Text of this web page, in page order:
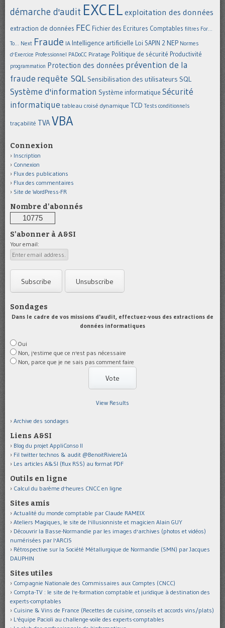
démarche d'audit EXCEL exploitation des données
extraction de données FEC Fichier des Ecritures Comptables filtres For...
To... Next Fraude IA Intelligence artificielle Loi SAPIN 2 NEP Normes
d'Exercice Professionnel PADoCC Piratage Politique de sécurité Productivité
programmation Protection des données prévention de la
fraude requête SQL Sensibilisation des utilisateurs SQL
Système d'information Système informatique Sécurité
informatique tableau croisé dynamique TCD Tests conditionnels
traçabilité TVAVBA
Connexion
Inscription
Connexion
Flux des publications
Flux des commentaires
Site de WordPress-FR
Nombre d'abonnés
10775
S'abonner à A&SI
Your email:
Sondages
Dans le cadre de vos missions d'audit, effectuez-vous des extractions de
données informatiques
Oui
Non, j'estime que ce n'est pas nécessaire
Non, parce que je ne sais pas comment faire
View Results
Archive des sondages
Liens A&SI
Blog du projet AppliConso II
Fil twitter technos & audit @BenoitRiviere14
Les articles A&SI (flux RSS) au format PDF
Outils en ligne
Calcul du barème d'heures CNCC en ligne
Sites amis
Actualité du monde comptable par Claude RAMEIX
Ateliers Magiques, le site de l'illusionniste et magicien Alain GUY
Découvrir la Basse-Normandie par les images d'archives (photos et vidéos)
numérisées par l'ARCIS
Rétrospective sur la Société Métallurgique de Normandie (SMN) par Jacques
DAUPHIN
Sites utiles
Compagnie Nationale des Commissaires aux Comptes (CNCC)
Compta-TV : le site de l'e-formation comptable et juridique à destination des
experts-comptables
Cuisine & Vins de France (Recettes de cuisine, conseils et accords vins/plats)
L'équipe Pacioli au challenge-voile des experts-comptables